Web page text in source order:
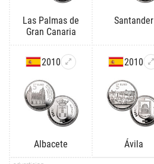
Las Palmas de
Gran Canaria
Santander
2010
Albacete
2010
Ávila